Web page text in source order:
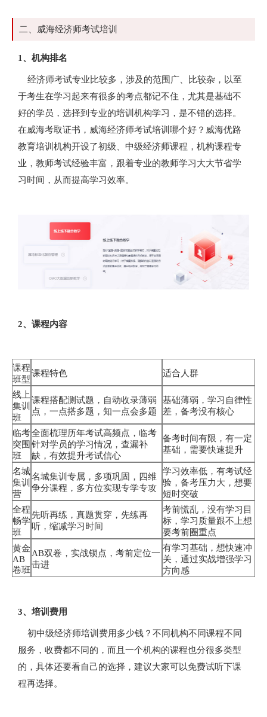
二、威海经济师考试培训
1、机构排名
经济师考试专业比较多，涉及的范围广、比较杂，以至
于考生在学习起来有很多的考点都记不住，尤其是基础不
好的学员，选择到专业的培训机构学习，是不错的选择。
在威海考取证书，威海经济师考试培训哪个好？威海优路
教育培训机构开设了初级、中级经济师课程，机构课程专
业，教师考试经验丰富，跟着专业的教师学习大大节省学
习时间，从而提高学习效率。
2、课程内容
课程
班型
课程特色 适合人群
线上
集训
班
课程搭配测试题，自动收录薄弱
点，一点搭多题，知一点会多题
基础薄弱，学习自律性
差，备考没有核心
临考
突围
班
全面梳理历年考试高频点，临考
针对学员的学习情况，查漏补
缺，有效提升考试信心
备考时间有限，有一定
基础，需要快速提升
名城
集训
营
名城集训专属，多项巩固，四维
争分课程，多方位实现专学专攻
学习效率低，有考试经
验，备考压力大，想要
短时突破
全程
畅学
班
先听再练，真题贯穿，先练再
听，缩减学习时间
考前慌乱，没有学习目
标，学习质量跟不上想
要考前圈重点
黄金
AB
卷班
AB双卷，实战锁点，考前定位一
击进
有学习基础，想快速冲
关，通过实战增强学习
方向感
3、培训费用
初中级经济师培训费用多少钱？不同机构不同课程不同
服务，收费都不同的，而且一个机构的课程也分很多类型
的，具体还要看自己的选择，建议大家可以免费试听下课
程再选择。